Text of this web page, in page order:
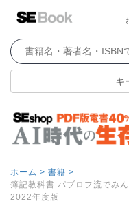
キ
ホーム > 書籍 >
簿記教科書 パブロフ流でみ
2022年度版